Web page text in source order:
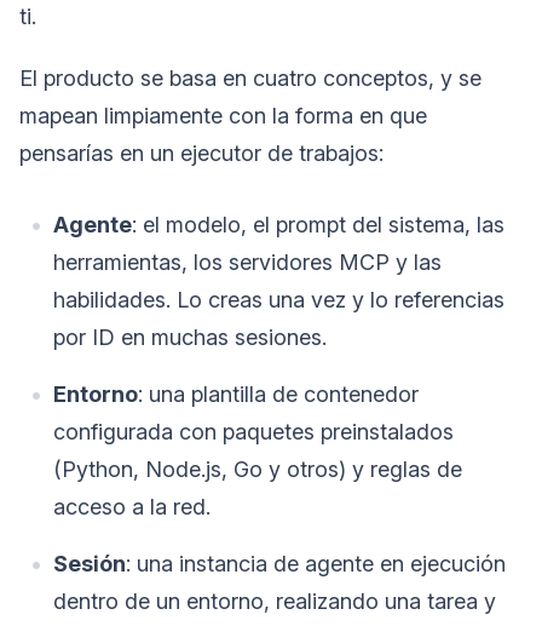
ti.
El producto se basa en cuatro conceptos, y se
mapean limpiamente con la forma en que
pensarías en un ejecutor de trabajos:
Agente: el modelo, el prompt del sistema, las
herramientas, los servidores MCP y las
habilidades. Lo creas una vez y lo referencias
por ID en muchas sesiones.
Entorno: una plantilla de contenedor
configurada con paquetes preinstalados
(Python, Node.js, Go y otros) y reglas de
acceso a la red.
Sesión: una instancia de agente en ejecución
dentro de un entorno, realizando una tarea y